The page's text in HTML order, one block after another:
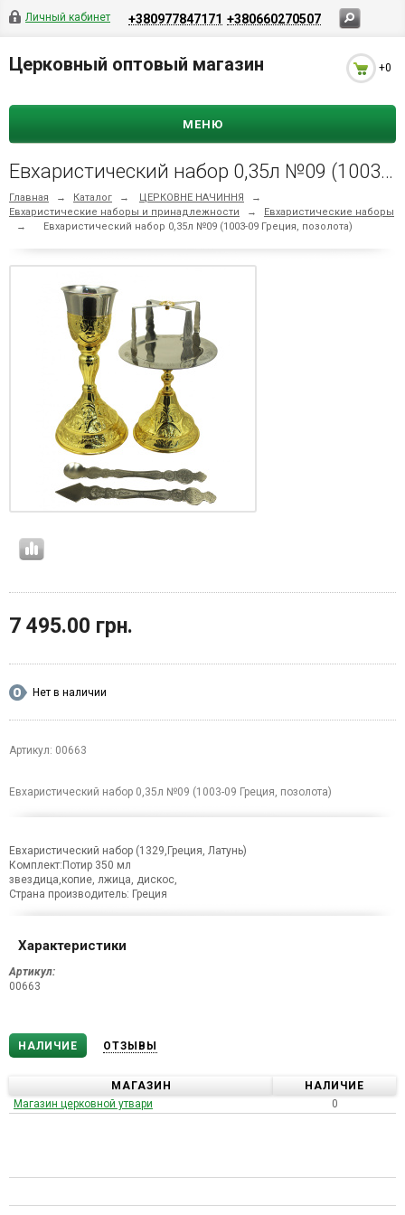
Личный кабинет +380977847171 +380660270507
Церковный оптовый магазин +0
МЕНЮ
Евхаристический набор 0,35л №09 (1003-09 Греция, позолота)
Главная → Каталог → ЦЕРКОВНЕ НАЧИННЯ
→
Евхаристические наборы и принадлежности
→
Евхаристические наборы
→
Евхаристический набор 0,35л №09 (1003-09 Греция, позолота)
7 495.00 грн.
Нет в наличии
Артикул: 00663
Евхаристический набор 0,35л №09 (1003-09 Греция, позолота)
Евхаристический набор (1329,Греция, Латунь)
Комплект:Потир 350 мл
звездица,копие, лжица, дискос,
Страна производитель: Греция
Характеристики
Артикул:
00663
НАЛИЧИЕ ОТЗЫВЫ
МАГАЗИН
НАЛИЧИЕ
Магазин церковной утвари
0